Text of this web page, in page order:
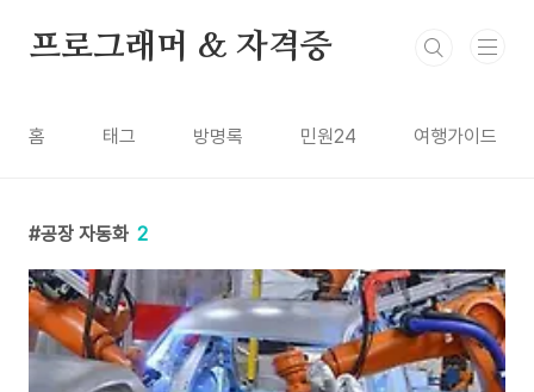
프로그래머 & 자격증
홈 태그 방명록 민원24 여행가이드
공장 자동화 2